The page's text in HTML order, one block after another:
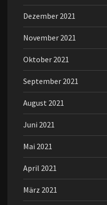
Dezember 2021
November 2021
Oktober 2021
September 2021
August 2021
Juni 2021
Mai 2021
April 2021
März 2021